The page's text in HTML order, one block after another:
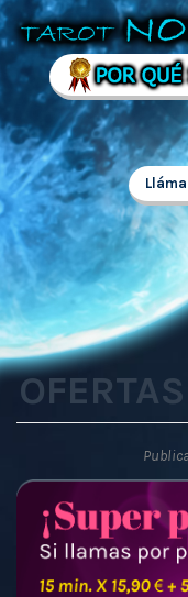
OFERTAS